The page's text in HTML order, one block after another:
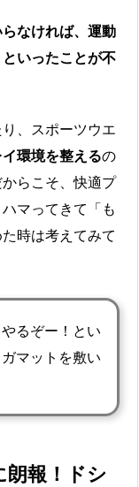
なければ、運動
いったことが不
、スポーツウエ
環境を整えるの
らこそ、快適プ
マってきて「も
時は考えてみて
るぞー！とい
マットを敷い
朗報！ドシ